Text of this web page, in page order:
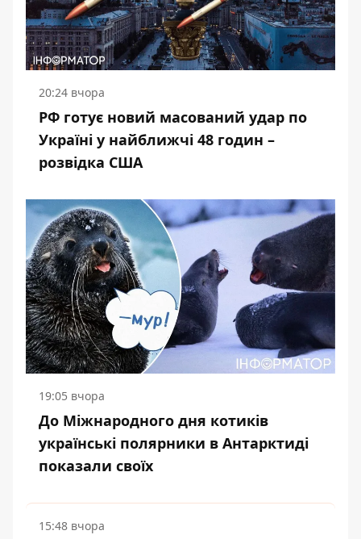
20:24 вчора
РФ готує новий масований удар по
Україні у найближчі 48 годин –
розвідка США
19:05 вчора
До Міжнародного дня котиків
українські полярники в Антарктиді
показали своїх
15:48 вчора